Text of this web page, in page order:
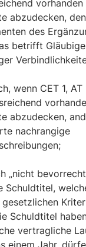
vorhanden
abzudecken,
des
betrifft
wenn CET 1, AT
abzudecken,
nachrangige
„nicht
Schuldtitel,
Schuldtitel
vertragliche
einem Jahr,